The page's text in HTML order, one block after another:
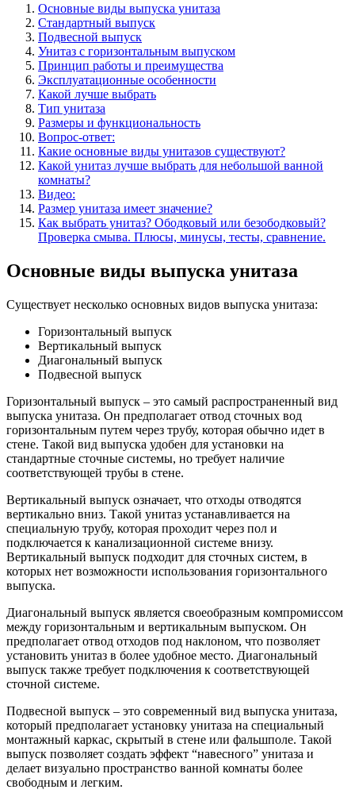
Основные виды выпуска унитаза
Стандартный выпуск
Подвесной выпуск
Унитаз с горизонтальным выпуском
Принцип работы и преимущества
Эксплуатационные особенности
Какой лучше выбрать
Тип унитаза
Размеры и функциональность
Вопрос-ответ:
Какие основные виды унитазов существуют?
Какой унитаз лучше выбрать для небольшой ванной
комнаты?
Видео:
Размер унитаза имеет значение?
Как выбрать унитаз? Ободковый или безободковый?
Проверка смыва. Плюсы, минусы, тесты, сравнение.
Основные виды выпуска унитаза
Существует несколько основных видов выпуска унитаза:
Горизонтальный выпуск
Вертикальный выпуск
Диагональный выпуск
Подвесной выпуск
Горизонтальный выпуск – это самый распространенный вид
выпуска унитаза. Он предполагает отвод сточных вод
горизонтальным путем через трубу, которая обычно идет в
стене. Такой вид выпуска удобен для установки на
стандартные сточные системы, но требует наличие
соответствующей трубы в стене.
Вертикальный выпуск означает, что отходы отводятся
вертикально вниз. Такой унитаз устанавливается на
специальную трубу, которая проходит через пол и
подключается к канализационной системе внизу.
Вертикальный выпуск подходит для сточных систем, в
которых нет возможности использования горизонтального
выпуска.
Диагональный выпуск является своеобразным компромиссом
между горизонтальным и вертикальным выпуском. Он
предполагает отвод отходов под наклоном, что позволяет
установить унитаз в более удобное место. Диагональный
выпуск также требует подключения к соответствующей
сточной системе.
Подвесной выпуск – это современный вид выпуска унитаза,
который предполагает установку унитаза на специальный
монтажный каркас, скрытый в стене или фальшполе. Такой
выпуск позволяет создать эффект “навесного” унитаза и
делает визуально пространство ванной комнаты более
свободным и легким.